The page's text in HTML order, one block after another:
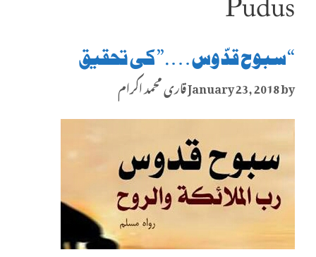
“سبوح قدّوس….” کی تحقیق
January 23, 2018by قاری محمد اکرام